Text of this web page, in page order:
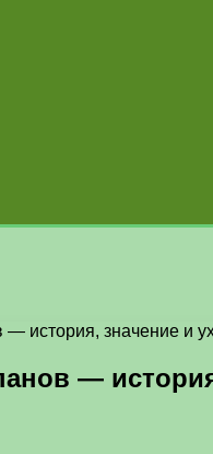
история, значение и
—